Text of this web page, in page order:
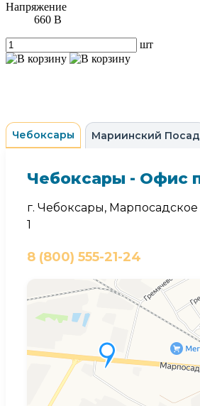
Напряжение
660 В
шт
Чебоксары Мариинский Посад
Чебоксары - Офис
г. Чебоксары,
1
8 (800) 555-21-24